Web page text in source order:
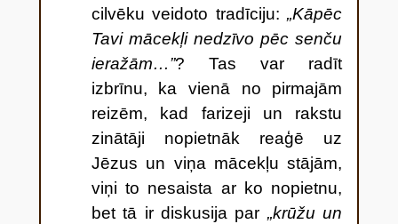
cilvēku veidoto tradīciju:„Kāpēc
Tavi mācekļi nedzīvo pēc senču
ieražām…”? Tas var radīt
izbrīnu, ka vienā no pirmajām
reizēm, kad farizeji un rakstu
zinātāji nopietnāk reaģē uz
Jēzus un viņa mācekļu stājām,
viņi to nesaista ar ko nopietnu,
bet tā ir diskusija par „krūžu un